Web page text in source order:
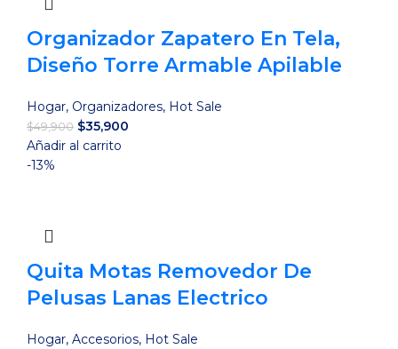
Organizador Zapatero En Tela,
Diseño Torre Armable Apilable
Hogar, Organizadores, Hot Sale
$49,900 El
precio
$35,900
Añadir al carrito
-13%
Quita Motas Removedor De
Pelusas Lanas Electrico
Hogar, Accesorios, Hot Sale